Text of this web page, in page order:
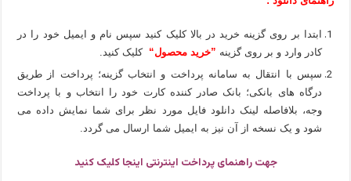
ابتدا بر روی گزینه خرید در بالا کلیک کنید سپس نام و ایمیل خود را در
کادر وارد و بر روی گزینه ”خرید محصول“
کلیک کنید.
سپس با انتقال به سامانه پرداخت و انتخاب گزینه؛ پرداخت از طریق
درگاه های بانکی؛ بانک صادر کننده کارت خود را انتخاب و با پرداخت
وجه، بلافاصله لینک دانلود فایل مورد نظر برای شما نمایش داده می
شود و یک نسخه از آن نیز به ایمیل شما ارسال می گردد.
جهت راهنمای پرداخت اینترنتی اینجا کلیک کنید